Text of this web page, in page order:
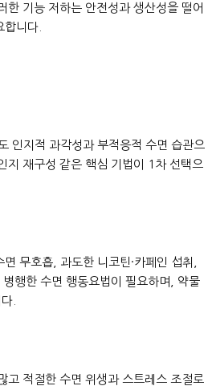
기능 저하는 안전성과 생산성을 떨어
니다.
인지적 과각성과 부적응적 수면 습관으
지 재구성 같은 핵심 기법이 1차 선택으
무호흡, 과도한 니코틴·카페인 섭취,
행한 수면 행동요법이 필요하며, 약물
.
고 적절한 수면 위생과 스트레스 조절로